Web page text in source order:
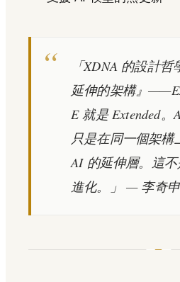
「XDNA 的設計
延伸的架構』
E 就是 Extended
只是在同一個架構
AI 的延伸層。這
進化。」 — 李奇申